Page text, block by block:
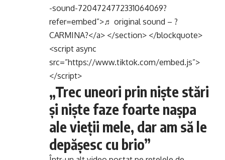
-sound-7204724772331064069?
refer=embed”>♬ original sound – ?
CARMINA?</a> </section> </blockquote>
<script async
src=”https://www.tiktok.com/embed.js”>
</script>
„Trec uneori prin niște stări
și niște faze foarte nașpa
ale vieții mele, dar am să le
depășesc cu brio”